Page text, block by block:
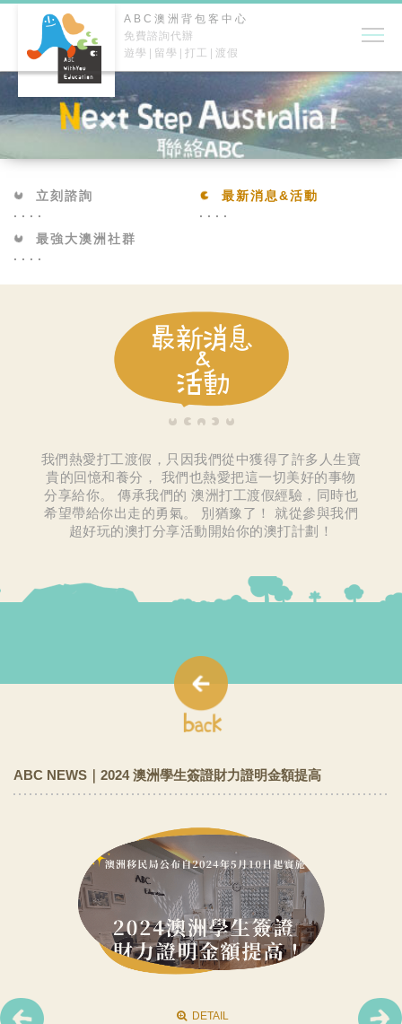
ABC澳洲背包客中心
免費諮詢代辦
遊學
留學 打工 渡假
立刻諮詢 最新消息&活動
最強大澳洲社群
我們熱愛打工渡假，只因我們從中獲得了許多人生寶
貴的回憶和養分，
我們也熱愛把這一切美好的事物
分享給你。
傳承我們的 澳洲打工渡假經驗，同時也
希望帶給你出走的勇氣。
別猶豫了！
就從參與我們
超好玩的澳打分享活動開始你的澳打計劃！
ABC NEWS｜2024 澳洲學生簽證財力證明金額提高
DETAIL
DETAIL
DETAIL